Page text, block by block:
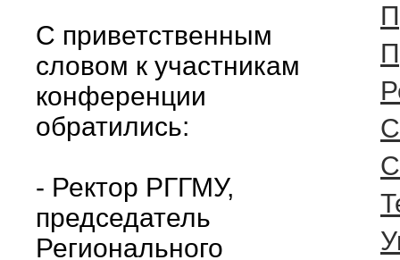
С приветственным
словом к участникам
конференции
обратились:
- Ректор РГГМУ,
председатель
Регионального